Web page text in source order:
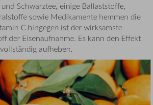
Schwarztee, einige Ballaststoffe,
sowie Medikamente hemmen die
C hingegen ist der wirksamste
der Eisenaufnahme. Es kann den Effekt
aufheben.